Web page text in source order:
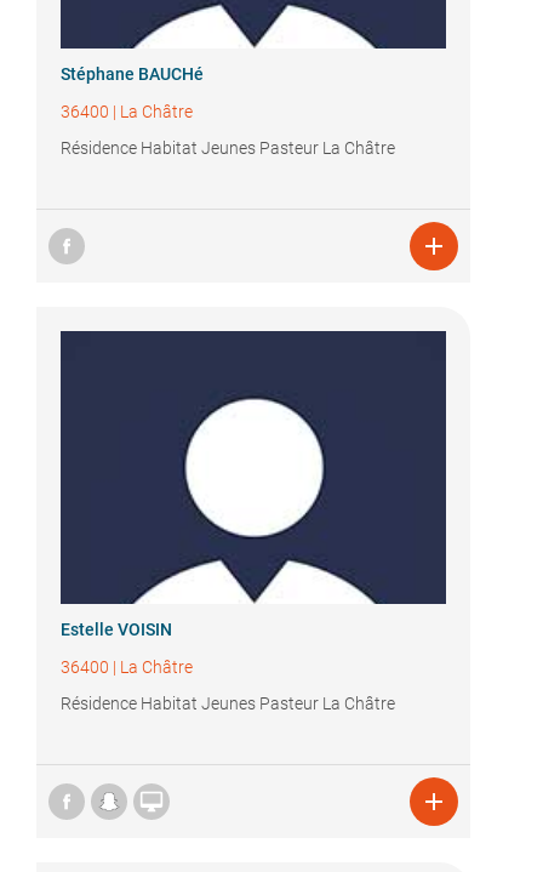
Stéphane BAUCHé
36400 | La Châtre
Résidence Habitat Jeunes Pasteur La Châtre

Estelle VOISIN
36400 | La Châtre
Résidence Habitat Jeunes Pasteur La Châtre
 